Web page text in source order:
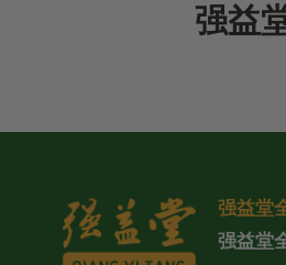
强益
强益堂
强益堂